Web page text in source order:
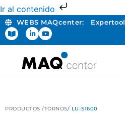
Ir al contenido
WEBS MAQcenter: Expertool
PRODUCTOS /TORNOS/ LU-S1600